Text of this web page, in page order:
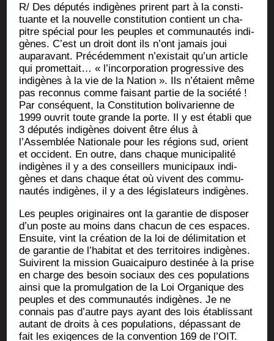
R/ Des dépu­tés indi­gènes prirent part à la consti­
tuante et la nou­velle consti­tu­tion contient un cha­
pitre spé­cial pour les peuples et com­mu­nau­tés indi­
gènes. C’est un droit dont ils n’ont jamais joui
aupa­ra­vant. Pré­cé­dem­ment n’existait qu’un article
qui pro­met­tait… « l’incorporation pro­gres­sive des
indi­gènes à la vie de la Nation ». Ils n’étaient même
pas recon­nus comme fai­sant par­tie de la socié­té !
Par consé­quent, la Consti­tu­tion boli­va­rienne de
1999 ouvrit toute grande la porte. Il y est éta­bli que
3 dépu­tés indi­gènes doivent être élus à
l’Assemblée Natio­nale pour les régions sud, orient
et occi­dent. En outre, dans chaque muni­ci­pa­li­té
indi­gènes il y a des conseillers muni­ci­paux indi­
gènes et dans chaque état où vivent des com­mu­
nau­tés indi­gènes, il y a des légis­la­teurs indigènes.
Les peuples ori­gi­naires ont la garan­tie de dis­po­ser
d’un poste au moins dans cha­cun de ces espaces.
Ensuite, vint la créa­tion de la loi de déli­mi­ta­tion et
de garan­tie de l’habitat et des ter­ri­toires indi­gènes.
Sui­virent la mis­sion Guai­cai­pu­ro des­ti­née à la prise
en charge des besoin sociaux des ces popu­la­tions
ain­si que la pro­mul­ga­tion de la Loi Orga­nique des
peuples et des com­mu­nau­tés indi­gènes. Je ne
connais pas d’autre pays ayant des lois éta­blis­sant
autant de droits à ces popu­la­tions, dépas­sant de
fait les exi­gences de la conven­tion 169 de l’OIT.